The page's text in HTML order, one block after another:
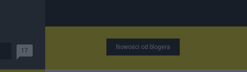
17 Nowości od blogera